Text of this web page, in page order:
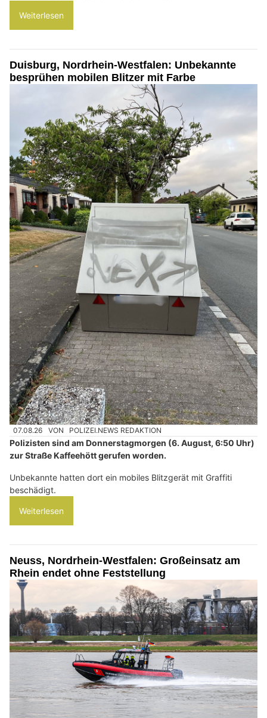
Weiterlesen
Duisburg, Nordrhein-Westfalen: Unbekannte
besprühen mobilen Blitzer mit Farbe
07.08.26 VON POLIZEI.NEWS REDAKTION
Polizisten sind am Donnerstagmorgen (6. August, 6:50 Uhr)
zur Straße Kaffeehött gerufen worden.
Unbekannte hatten dort ein mobiles Blitzgerät mit Graffiti
beschädigt.
Weiterlesen
Neuss, Nordrhein-Westfalen: Großeinsatz am
Rhein endet ohne Feststellung